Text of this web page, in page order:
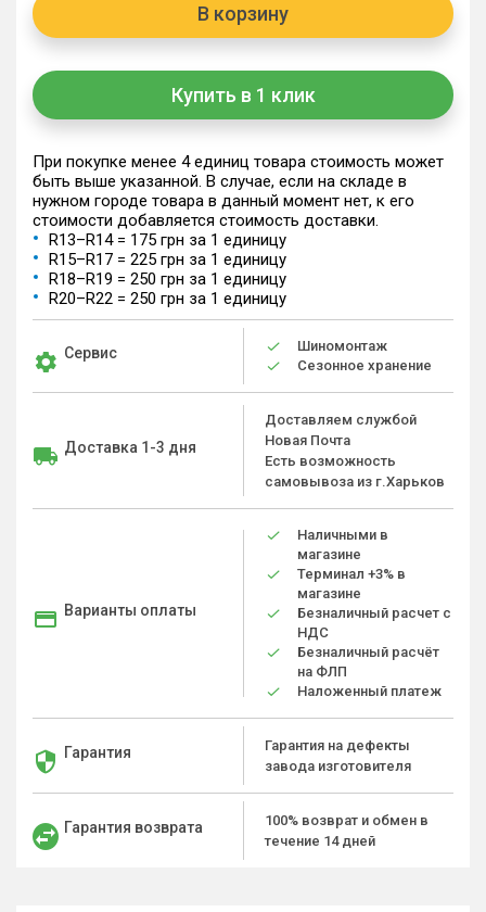
В корзину
Купить в 1 клик
При покупке менее 4 единиц товара стоимость может
быть выше указанной. В случае, если на складе в
нужном городе товара в данный момент нет, к его
стоимости добавляется стоимость доставки.
R13–R14 = 175 грн за 1 единицу
R15–R17 = 225 грн за 1 единицу
R18–R19 = 250 грн за 1 единицу
R20–R22 = 250 грн за 1 единицу
Сервис
Шиномонтаж
Сезонное хранение
Доставка 1-3 дня
Доставляем службой
Новая Почта
Есть возможность
самовывоза из г.Харьков
Варианты оплаты
Наличными в
магазине
Терминал +3% в
магазине
Безналичный расчет с
НДС
Безналичный расчёт
на ФЛП
Наложенный платеж
Гарантия
Гарантия на дефекты
завода изготовителя
Гарантия возврата
100% возврат и обмен в
течение 14 дней